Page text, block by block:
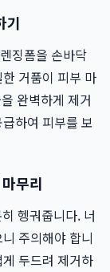
기
징폼을 손바닥
거품이 피부 마
완벽하게 제거
하여 피부를 보
무리
헹궈줍니다. 너
주의해야 합니
두드려 제거하